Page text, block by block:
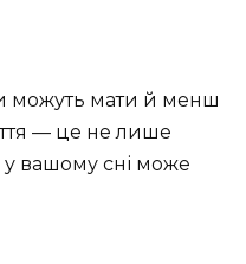
можуть мати й менш
— це не лише
у вашому сні може